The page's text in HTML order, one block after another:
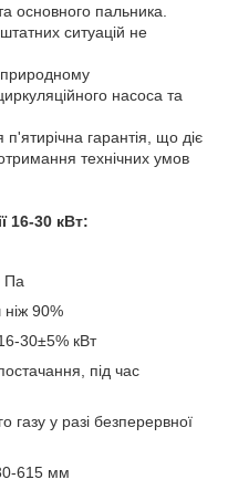
основного пальника.
ситуацій не
природному
насоса та
гарантія, що діє
технічних умов
16-30 кВт:
Па
ніж 90%
30±5% кВт
під час
у разі безперервної
615 мм